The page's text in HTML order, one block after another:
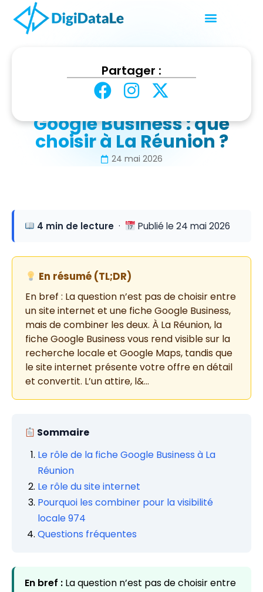
Site internet ou fiche Google Business : que choisir à La
Réunion ?
Site internet ou fiche
Google Business : que
choisir à La Réunion ?
24 mai 2026
4 min de lecture · Publié le 24 mai 2026
En résumé (TL;DR)
En bref : La question n’est pas de choisir entre
un site internet et une fiche Google Business,
mais de combiner les deux. À La Réunion, la
fiche Google Business vous rend visible sur la
recherche locale et Google Maps, tandis que
le site internet présente votre offre en détail
et convertit. L’un attire, l&…
Sommaire
Le rôle de la fiche Google Business à La
Réunion
Le rôle du site internet
Pourquoi les combiner pour la visibilité
locale 974
Questions fréquentes
En bref : La question n’est pas de choisir entre
Partager :